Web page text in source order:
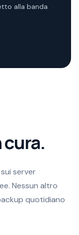
alla banda
server
Nessun altro
quotidiano